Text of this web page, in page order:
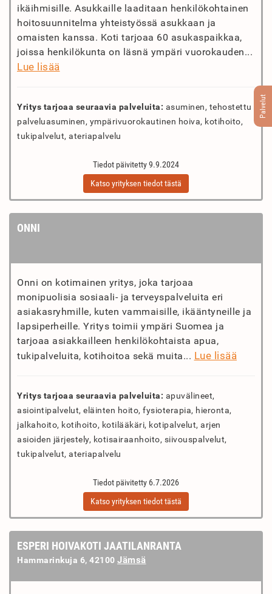
Palvelut
ikäihmisille. Asukkaille laaditaan henkilökohtainen
hoitosuunnitelma yhteistyössä asukkaan ja
omaisten kanssa. Koti tarjoaa 60 asukaspaikkaa,
joissa henkilökunta on läsnä ympäri vuorokauden...
Lue lisää
Yritys tarjoaa seuraavia palveluita: asuminen, tehostettu
palveluasuminen, ympärivuorokautinen hoiva, kotihoito,
tukipalvelut, ateriapalvelu
Tiedot päivitetty 9.9.2024
Katso yrityksen tiedot tästä
ONNI
Onni on kotimainen yritys, joka tarjoaa
monipuolisia sosiaali- ja terveyspalveluita eri
asiakasryhmille, kuten vammaisille, ikääntyneille ja
lapsiperheille. Yritys toimii ympäri Suomea ja
tarjoaa asiakkailleen henkilökohtaista apua,
tukipalveluita, kotihoitoa sekä muita... Lue lisää
Yritys tarjoaa seuraavia palveluita: apuvälineet,
asiointipalvelut, eläinten hoito, fysioterapia, hieronta,
jalkahoito, kotihoito, kotilääkäri, kotipalvelut, arjen
asioiden järjestely, kotisairaanhoito, siivouspalvelut,
tukipalvelut, ateriapalvelu
Tiedot päivitetty 6.7.2026
Katso yrityksen tiedot tästä
ESPERI HOIVAKOTI JAATILANRANTA
Hammarinkuja 6, 42100 Jämsä